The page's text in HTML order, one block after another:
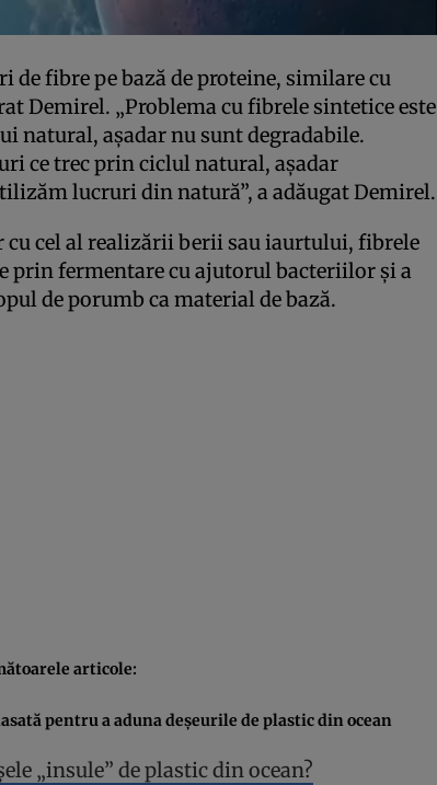
de fibre pe bază de proteine, similare cu
Demirel. „Problema cu fibrele sintetice este
natural, aşadar nu sunt degradabile.
ce trec prin ciclul natural, aşadar
lucruri din natură”, a adăugat Demirel.
cel al realizării berii sau iaurtului, fibrele
prin fermentare cu ajutorul bacteriilor şi a
de porumb ca material de bază.
articole:
pentru a aduna deşeurile de plastic din ocean
„insule” de plastic din ocean?